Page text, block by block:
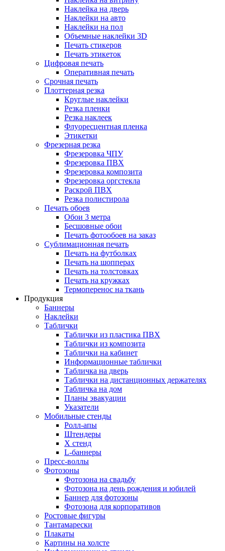
Наклейка на дверь
Наклейки на авто
Наклейки на пол
Объемные наклейки 3D
Печать стикеров
Печать этикеток
Цифровая печать
Оперативная печать
Срочная печать
Плоттерная резка
Круглые наклейки
Резка пленки
Резка наклеек
Флуоресцентная пленка
Этикетки
Фрезерная резка
Фрезеровка ЧПУ
Фрезеровка ПВХ
Фрезеровка композита
Фрезеровка оргстекла
Раскрой ПВХ
Резка полистирола
Печать обоев
Обои 3 метра
Бесшовные обои
Печать фотообоев на заказ
Сублимационная печать
Печать на футболках
Печать на шопперах
Печать на толстовках
Печать на кружках
Термоперенос на ткань
Продукция
Баннеры
Наклейки
Таблички
Таблички из пластика ПВХ
Таблички из композита
Таблички на кабинет
Информационные таблички
Табличка на дверь
Таблички на дистанционных держателях
Табличка на дом
Планы эвакуации
Указатели
Мобильные стенды
Ролл-апы
Штендеры
Х стенд
L-баннеры
Пресс-воллы
Фотозоны
Фотозона на свадьбу
Фотозона на день рождения и юбилей
Баннер для фотозоны
Фотозона для корпоративов
Ростовые фигуры
Тантамарески
Плакаты
Картины на холсте